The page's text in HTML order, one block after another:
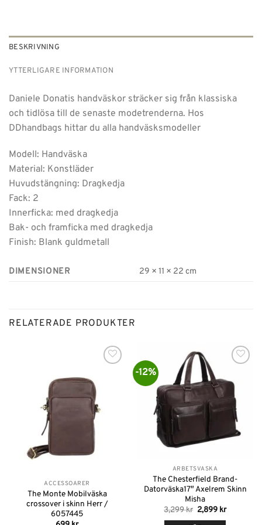
BESKRIVNING
YTTERLIGARE INFORMATION
Daniele Donatis handväskor sträcker sig från klassiska
och tidlösa till de senaste modetrenderna. Hos
DDhandbags hittar du alla handväsksmodeller
Modell: Handväska
Material: Konstläder
Huvudstängning: Dragkedja
Fack: 2
Innerficka: med dragkedja
Bak- och framficka med dragkedja
Finish: Blank guldmetall
DIMENSIONER 29 × 11 × 22 cm
RELATERADE PRODUKTER
önskelistan
ACCESSOARER
The Monte Mobilväska
crossover i skinn Herr /
6057445
-12%
önskelistan
ARBETSVÄSKA
The Chesterfield Brand-
Datorväska17″ Axelrem Skinn
Misha
3,299kr Det
2,899 krDet